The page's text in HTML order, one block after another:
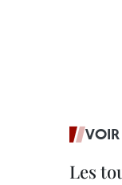
VOIR
Les